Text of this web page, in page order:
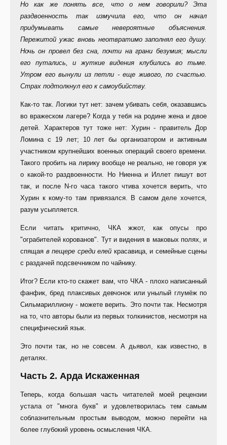
Но как же понять все, что о нем говорили? Эта
раздвоенность так измучила его, что он начал
придумывать самые невероятные объяснения.
Пережитой ужас вновь неотвратимо заполнял его душу.
Ночь он провел без сна, почти на грани безумия; мысли
его путались, и жуткие видения клубились во тьме.
Утром его вынули из петли - еще живого, по счастью.
Страх подтолкнул его к самоубийству.
Как-то так. Логики тут нет: зачем убивать себя, оказавшись
во вражеском лагере? Когда у тебя на родине жена и двое
детей. Характеров тут тоже нет: Хурин - правитель Дор
Ломина с 19 лет; 10 лет бы организатором и активным
участником крупнейших военных операций своего времени.
Такого пробить на лирику вообще не реально, не говоря уж
о какой-то раздвоенности. Но Ниенна и Иллет пишут вот
так, и после N-го часа такого чтива хочется верить, что
Хурин к кому-то там привязался. В самом деле хочется,
разум усыпляется.
Если читать критично, ЧКА жжот, как опусы про
"ограбителей корованов". Тут и видения в маковых полях, и
спящая в пещере среди елей красавица, и семейные сцены
с раздачей подсвечником по чайнику.
Итог? Если кто-то скажет вам, что ЧКА - плохо написанный
фанфик, бред плаксивых девчонок или унылый глумёж по
Сильмариллиону - можете верить. Это почти так. Несмотря
на то, что авторы были из первых толкинистов, несмотря на
специфический язык.
Это почти так, но не совсем. А дьявол, как известно, в
деталях.
Часть 2. Арда Искаженная
Теперь, когда большая часть читателей моей рецензии
устала от "многа букв" и удовлетворилась тем самым
соблазнительным простым выводом, можно перейти на
более глубокий уровень осмысления ЧКА.